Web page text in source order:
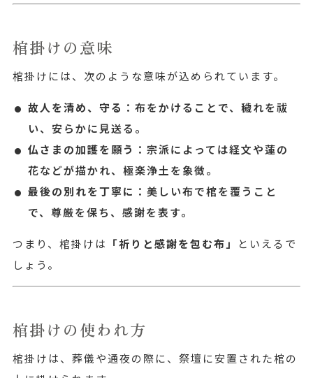
棺掛けの意味
棺掛けには、次のような意味が込められています。
故人を清め、守る ：布をかけることで、穢れを祓
い、安らかに見送る。
仏さまの加護を願う ：宗派によっては経文や蓮の
花などが描かれ、極楽浄土を象徴。
最後の別れを丁寧に ：美しい布で棺を覆うこと
で、尊厳を保ち、感謝を表す。
つまり、棺掛けは 「祈りと感謝を包む布」
といえるで
しょう。
棺掛けの使われ方
棺掛けは、葬儀や通夜の際に、祭壇に安置された棺の